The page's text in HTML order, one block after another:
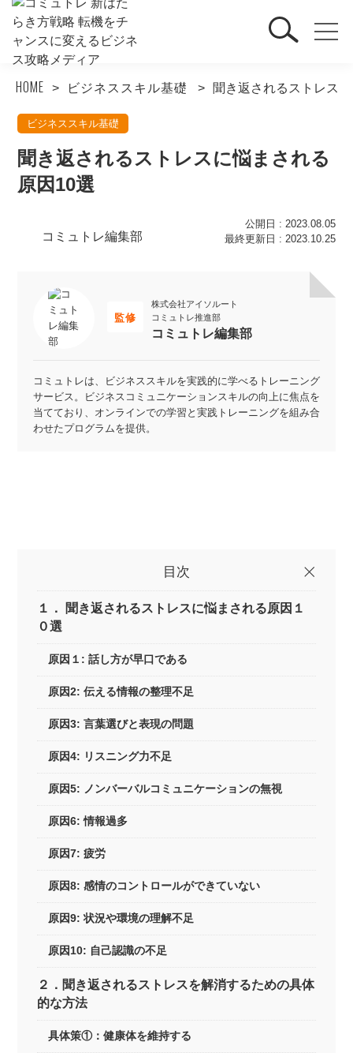
HOME ビジネススキル基礎 聞き返されるストレス
ビジネススキル基礎
聞き返されるストレスに悩まされる
原因10選
コミュトレ編集部
公開日 : 2023.08.05
最終更新日 : 2023.10.25
監修
株式会社アイソルート
コミュトレ推進部
コミュトレ編集部
コミュトレは、ビジネススキルを実践的に学べるトレーニング
サービス。ビジネスコミュニケーションスキルの向上に焦点を
当てており、オンラインでの学習と実践トレーニングを組み合
わせたプログラムを提供。
目次
１． 聞き返されるストレスに悩まされる原因１
０選
原因１: 話し方が早口である
原因2: 伝える情報の整理不足
原因3: 言葉選びと表現の問題
原因4: リスニング力不足
原因5: ノンバーバルコミュニケーションの無視
原因6: 情報過多
原因7: 疲労
原因8: 感情のコントロールができていない
原因9: 状況や環境の理解不足
原因10: 自己認識の不足
２．聞き返されるストレスを解消するための具体
的な方法
具体策①：健康体を維持する